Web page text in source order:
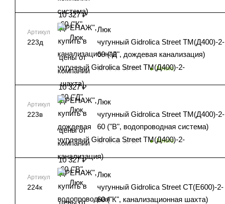
Артикул
223д
Люк
чугунный Gidrolica Street ТМ(Д400)-2-
60 ("Д", дождевая канализация)
Много
Артикул
223в
Люк
чугунный Gidrolica Street ТМ(Д400)-2-
60 ("В", водопроводная система)
Много
Артикул
224к
Люк
чугунный Gidrolica Street СТ(Е600)-2-
60 ("К", канализационная шахта)